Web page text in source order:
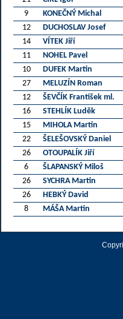
9
KONEČNÝ Michal
12
DUCHOSLAV Josef
14
VÍTEK Jiří
11
NOHEL Pavel
10
DUFEK Martin
27
MELUZÍN Roman
12
ŠEVČÍK František ml.
16
STEHLÍK Luděk
15
MIHOLA Martin
22
ŠELEŠOVSKÝ Daniel
26
OTOUPALÍK Jiří
6
ŠLAPANSKÝ Miloš
26
SYCHRA Martin
26
HEBKÝ David
8
MÁŠA Martin